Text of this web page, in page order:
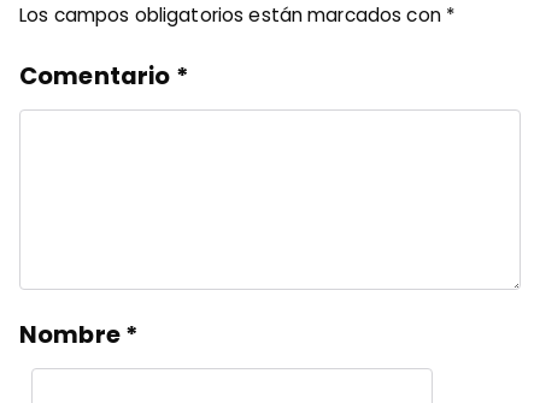
Los campos obligatorios están marcados con *
Comentario *
Nombre*